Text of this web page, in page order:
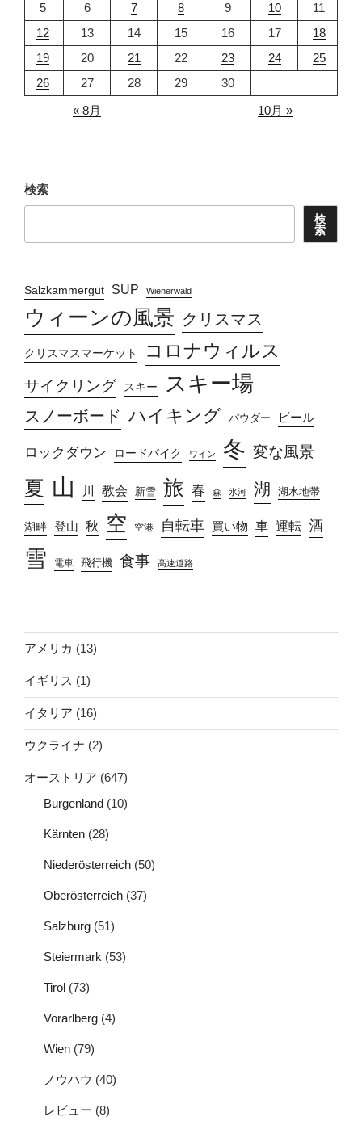
5
6 7 8 9 10
11
12
13 14 15 16 17
18
19
20 21 22 23 24
25
26
27 28 29
30
« 8月
10月 »
検索
検
索
Salzkammergut SUP Wienerwald
ウィーンの風景 クリスマス
クリスマスマーケット コロナウィルス
サイクリング スキー スキー場
スノーボード ハイキング パウダー ビール
ロックダウン ロードバイク ワイン 冬 変な風景
夏 山 川 教会 新雪 旅 春 森 氷河 湖 湖水地帯
湖畔 登山 秋 空 空港 自転車 買い物 車 運転 酒
雪 電車 飛行機 食事 高速道路
アメリカ (13)
イギリス (1)
イタリア (16)
ウクライナ (2)
オーストリア (647)
Burgenland (10)
Kärnten (28)
Niederösterreich (50)
Oberösterreich (37)
Salzburg (51)
Steiermark (53)
Tirol (73)
Vorarlberg (4)
Wien (79)
ノウハウ (40)
レビュー (8)